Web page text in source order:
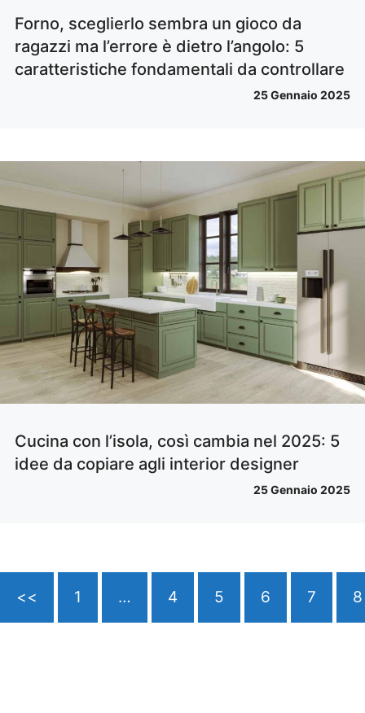
Forno, sceglierlo sembra un gioco da
ragazzi ma l’errore è dietro l’angolo: 5
caratteristiche fondamentali da controllare
25 Gennaio 2025
Cucina con l’isola, così cambia nel 2025: 5
idee da copiare agli interior designer
25 Gennaio 2025
<< 1 … 4 5 6 7 8